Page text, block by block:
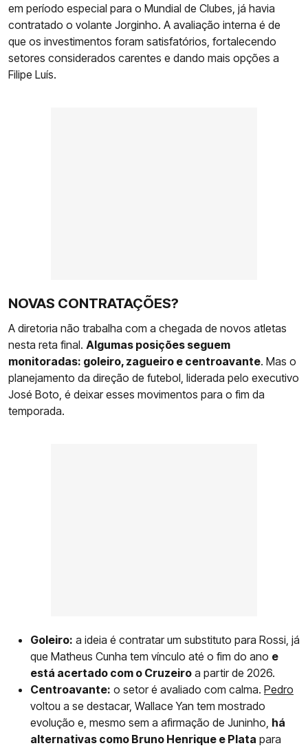
em período especial para o Mundial de Clubes, já havia
contratado o volante Jorginho. A avaliação interna é de
que os investimentos foram satisfatórios, fortalecendo
setores considerados carentes e dando mais opções a
Filipe Luís.
NOVAS CONTRATAÇÕES?
A diretoria não trabalha com a chegada de novos atletas
nesta reta final. Algumas posições seguem
monitoradas: goleiro, zagueiro e centroavante. Mas o
planejamento da direção de futebol, liderada pelo executivo
José Boto, é deixar esses movimentos para o fim da
temporada.
Goleiro: a ideia é contratar um substituto para Rossi, já
que Matheus Cunha tem vínculo até o fim do ano e
está acertado com o Cruzeiro a partir de 2026.
Centroavante: o setor é avaliado com calma. Pedro
voltou a se destacar, Wallace Yan tem mostrado
evolução e, mesmo sem a afirmação de Juninho, há
alternativas como Bruno Henrique e Plata para